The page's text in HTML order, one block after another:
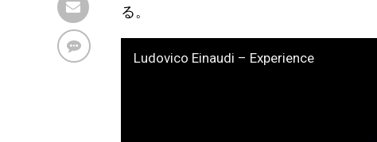
る。
Ludovico Einaudi – Experience